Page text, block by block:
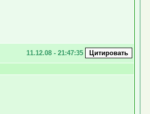
11.12.08 - 21:47:35